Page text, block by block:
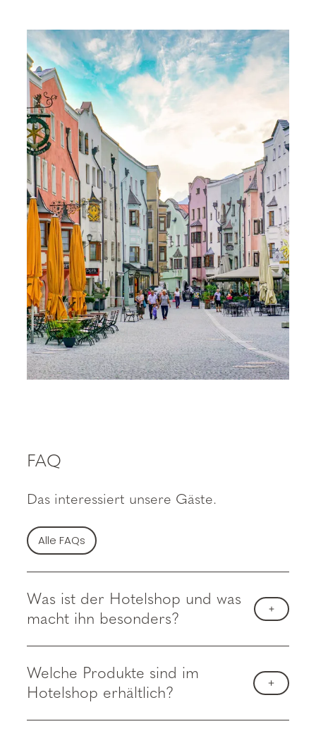
FAQ
Das interessiert unsere Gäste.
Alle FAQs
Was ist der Hotelshop und was
macht ihn besonders?
Welche Produkte sind im
Hotelshop erhältlich?